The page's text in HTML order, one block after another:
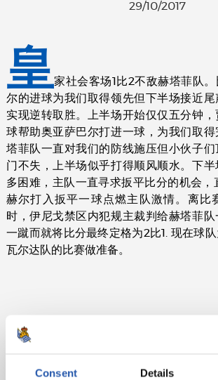
Consent Details
29/10/2017
皇家社会客场1比2不敌赫塔菲队
尔的进球为我们取得领先但下半场接近
实现逆转取胜。上半场开始仅仅五分钟
球帮助奥亚萨巴尔打进一球，为我们取
塔菲队一直对我们的防线施压但小伙子
门不失，上半场似乎打得顺风顺水。下
多困难，主队一直寻求扳平比分的机会
赫尔打入扳平一球点燃主队激情。离比
时，伊尼戈禁区内犯规主裁判给赫塔菲
一蹴而就将比分最终定格为2比1. 现在球
瓦尔达队的比赛做准备。